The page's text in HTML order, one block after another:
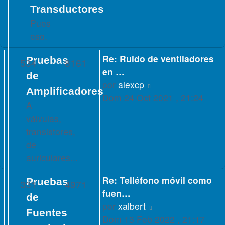
Transductores
Pues
eso.
mensaje
Pruebas
de
Amplificadores
A
válvulas,
transistores,
de
auriculares...
534 8161
Re: Ruido de ventiladores
en …
por alexcp
último
Dom 24 Oct 2021 , 21:24
Pruebas
de
Fuentes
331 4971
Re: Telléfono móvil como
fuen…
por xalbert
último
Dom 13 Feb 2022 , 21:17